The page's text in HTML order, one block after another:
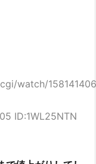
watch/
ID:1WL25NTN